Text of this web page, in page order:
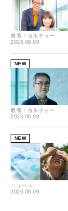
教養・カルチャー
2026.08.09
NEW
教養・カルチャー
2026.08.09
NEW
ニュース
2026.08.09